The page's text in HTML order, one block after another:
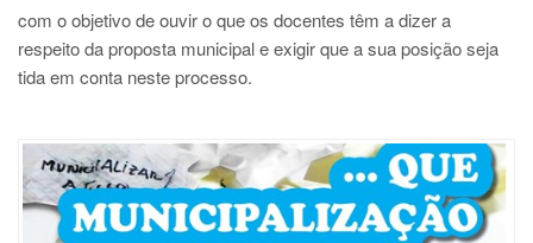
com o objetivo de ouvir o que os docentes têm a dizer a
respeito da proposta municipal e exigir que a sua posição seja
tida em conta neste processo.